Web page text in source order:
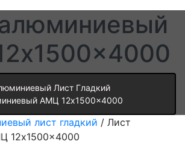
Лист Гладкий
АМЦ 12x1500x4000
лист гладкий / Лист
12x1500x4000